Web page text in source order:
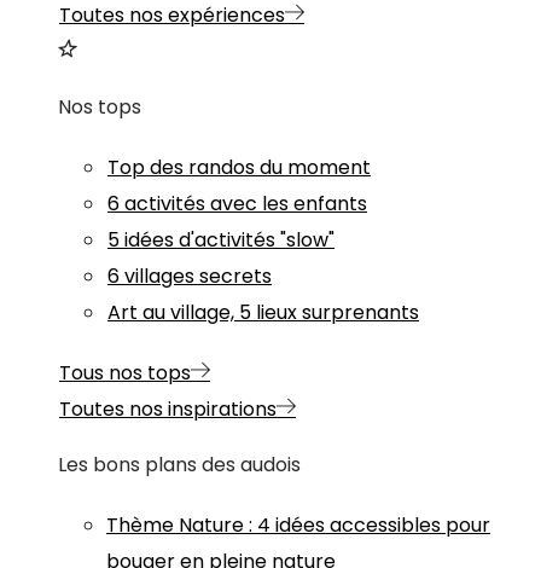
Toutes nos expériences
Nos tops
Top des randos du moment
6 activités avec les enfants
5 idées d'activités "slow"
6 villages secrets
Art au village, 5 lieux surprenants
Tous nos tops
Toutes nos inspirations
Les bons plans des audois
Thème Nature: 4 idées accessibles pour
bouger en pleine nature